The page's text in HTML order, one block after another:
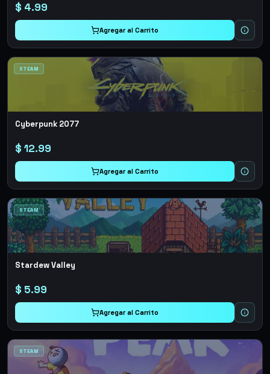
$ 4.99
Agregar al Carrito
STEAM
Cyberpunk 2077
$ 12.99
Agregar al Carrito
STEAM
Stardew Valley
$ 5.99
Agregar al Carrito
STEAM